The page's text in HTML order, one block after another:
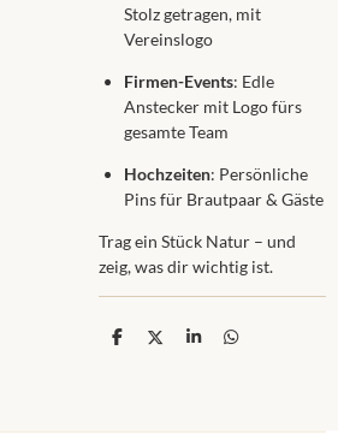
Stolz getragen, mit
Vereinslogo
Firmen-Events: Edle
Anstecker mit Logo fürs
gesamte Team
Hochzeiten: Persönliche
Pins für Brautpaar & Gäste
Trag ein Stück Natur – und
zeig, was dir wichtig ist.
T
T
T
T